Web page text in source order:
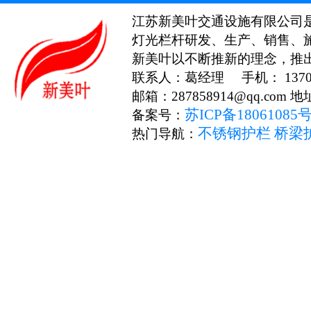
江苏新美叶交通设施有限公司
灯光栏杆研发、生产、销售、
新美叶以不断推新的理念，推
联系人：葛经理 手机：
邮箱：287858914@qq.com
备案号： 苏ICP备18061085
热门导航： 不锈钢护栏 桥梁